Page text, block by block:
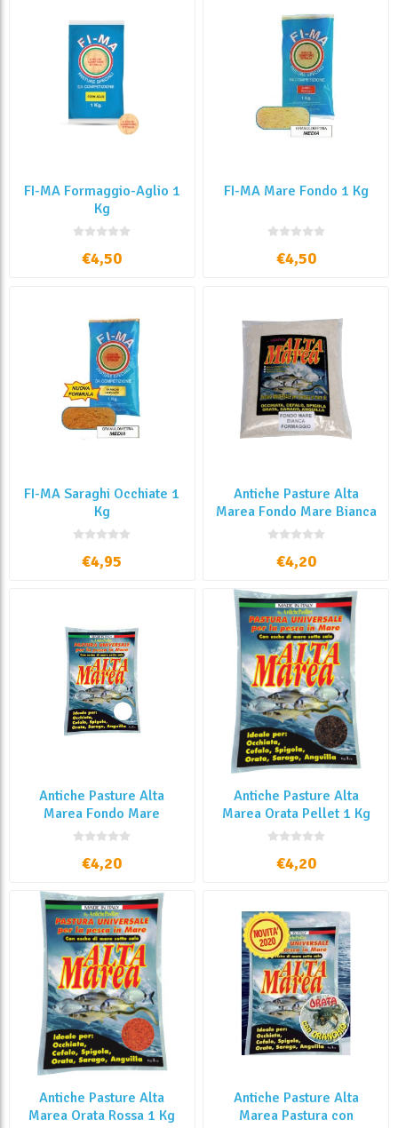
FI-MA Formaggio-Aglio 1
Kg
€4,50
FI-MA Mare Fondo 1 Kg
€4,50
FI-MA Saraghi Occhiate 1
Kg
€4,95
Antiche Pasture Alta
Marea Fondo Mare Bianca
Formaggio 1 Kg
€4,20
Antiche Pasture Alta
Marea Fondo Mare
Formaggio 1 Kg
€4,20
Antiche Pasture Alta
Marea Orata Pellet 1 Kg
€4,20
Antiche Pasture Alta
Marea Orata Rossa 1 Kg
Antiche Pasture Alta
Marea Pastura con